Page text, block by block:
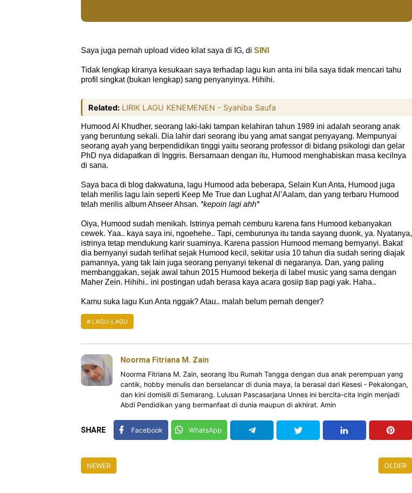
Saya juga pernah upload video kilat saya di IG, di SINI
Tidak lengkap kiranya kesukaan saya terhadap lagu kun anta ini bila saya tidak mencari tahu
profil singkat (bukan lengkap) sang penyanyinya. Hihihi.
Related: LIRIK LAGU KENEMENEN - Syahiba Saufa
Humood Al Khudher, seorang laki-laki tampan kelahiran tahun 1989 ini adalah seorang anak
yang beruntung sekali. Dia lahir dari seorang ibu yang amat sangat penyayang. Mempunyai
seorang ayah yang berpendidikan tinggi yaitu seorang professor di bidang psikologi dan gelar
PhD nya didapatkan di Inggris. Bersamaan dengan itu, Humood menghabiskan masa kecilnya
di sana.
Saya baca di blog dakwatuna, lagu Humood ada beberapa, Selain Kun Anta, Humood juga
telah merilis lagu lain seperti Keep Me True dan Lughat Al’Aalam, dan yang terbaru Humood
telah merilis album Ahseer Ahsan. *kepoin lagi ahh*
Oiya, Humood sudah menikah. Istrinya pernah cemburu karena fans Humood kebanyakan
cewek. Yaa.. kaya saya ini, ngoehehe.. Tapi, cemburunya itu tanda sayang duonk, ya. Nyatanya,
istrinya tetap mendukung karir suaminya. Karena passion Humood memang bernyanyi. Bakat
dia bernyanyi sudah terlihat sejak Humood kecil, sekitar usia 10 tahun dia sudah sering diajak
pamannya, yang tak lain juga seorang penyanyi tekenal di negaranya. Dan, yang paling
membanggakan, sejak awal tahun 2015 Humood bekerja di label music yang sama dengan
Maher Zein. Hihihi.. ini postingan udah berasa kaya acara gosiip tiap pagi yak. Haha..
Kamu suka lagu Kun Anta nggak? Atau.. malah belum pernah denger?
LAGU-LAGU
Noorma Fitriana M. Zain
Noorma Fitriana M. Zain, seorang Ibu Rumah Tangga dengan dua anak perempuan yang
cantik, hobby menulis dan berselancar di dunia maya, Ia berasal dari Kesesi - Pekalongan,
dan kini domisili di Semarang. Lulusan Pascasarjana Unnes ini bercita-cita ingin menjadi
Abdi Pendidikan yang bermanfaat di dunia maupun di akhirat. Amin
SHARE Facebook WhatsApp
NEWER OLDER